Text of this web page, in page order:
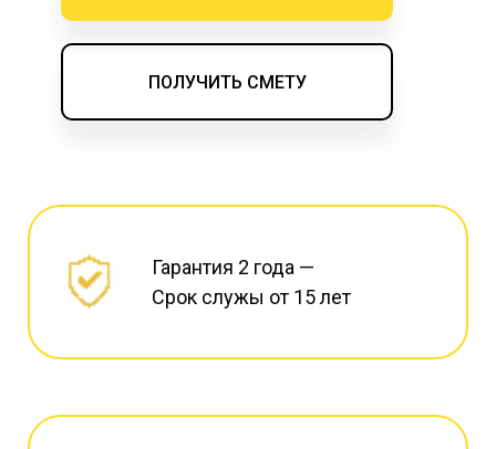
ПОЛУЧИТЬ СМЕТУ
Гарантия 2 года —
Срок служы от 15 лет